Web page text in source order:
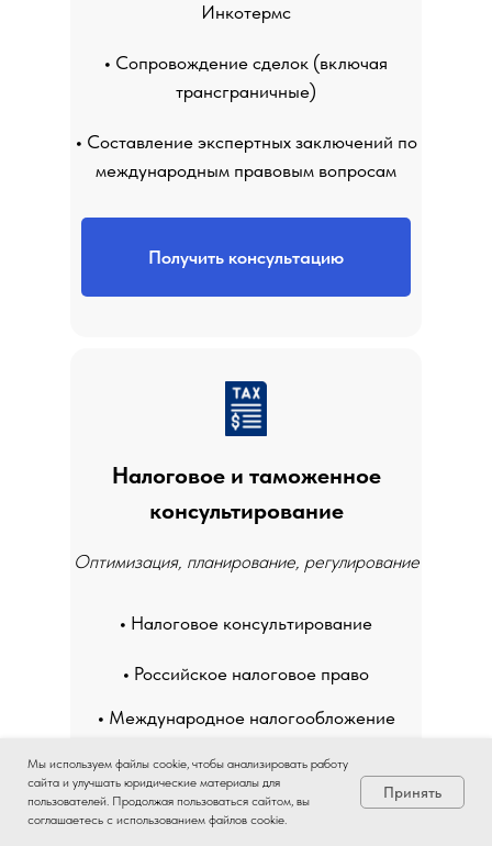
• Составление экспертных заключений по
международным правовым вопросам
• Сопровождение сделок (включая
трансграничные)
Инкотермс
Оптимизация, планирование, регулирование
•Консультации в сфере таможенного
регулирования
• Международное налогообложение
• Российское налоговое право
• Налоговое консультирование
Налоговое и таможенное
консультирование
Получить консультацию
Мы используем файлы cookie, чтобы анализировать работу
сайта и улучшать юридические материалы для
пользователей. Продолжая пользоваться сайтом, вы
соглашаетесь с использованием файлов cookie.
Принять